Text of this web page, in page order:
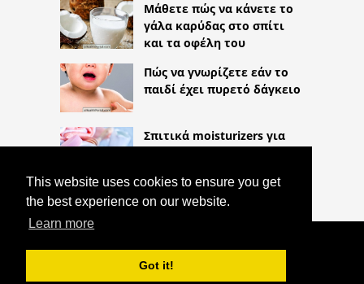
This website uses cookies to ensure you get
the best experience on our website.
Learn more
Got it!
Μάθετε πώς να κάνετε το
γάλα καρύδας στο σπίτι
και τα οφέλη του
Πώς να γνωρίζετε εάν το
παιδί έχει πυρετό δάγκειο
Σπιτικά moisturizers για
COPYRIGHT 2026
HTTPS://THELIGHTLIFEBLOG.COM